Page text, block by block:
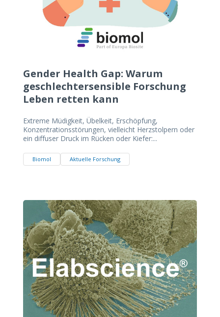
Gender Health Gap: Warum
geschlechtersensible Forschung
Leben retten kann
Extreme Müdigkeit, Übelkeit, Erschöpfung,
Konzentrationsstörungen, vielleicht Herzstolpern oder
ein diffuser Druck im Rücken oder Kiefer:...
Biomol Aktuelle Forschung